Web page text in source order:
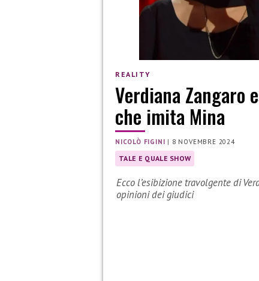
REALITY
Verdiana Zangaro
che imita Mina
NICOLÒ FIGINI | 8 NOVEMBRE 2024
TALE E QUALE SHOW
Ecco l’esibizione travolgente di
opinioni dei giudici